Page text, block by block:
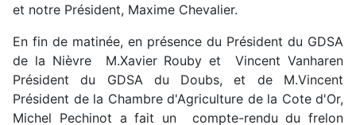
et notre Président, Maxime Chevalier.
En fin de matinée, en présence du Président du GDSA
de la Nièvre M.Xavier Rouby et Vincent Vanharen
Président du GDSA du Doubs, et de M.Vincent
Président de la Chambre d'Agriculture de la Cote d'Or,
Michel Pechinot a fait un compte-rendu du frelon